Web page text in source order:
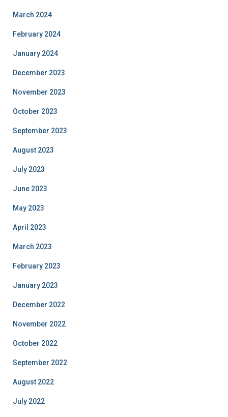
March 2024
February 2024
January 2024
December 2023
November 2023
October 2023
September 2023
August 2023
July 2023
June 2023
May 2023
April 2023
March 2023
February 2023
January 2023
December 2022
November 2022
October 2022
September 2022
August 2022
July 2022